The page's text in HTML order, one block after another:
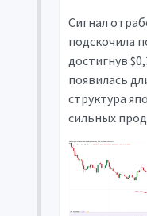
Сигнал
подскочила
достигнув
появилась
структура
сильных